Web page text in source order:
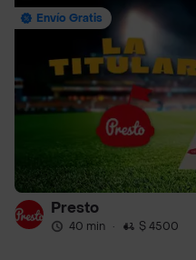
Envío Gratis
Presto
40 min · $ 4500